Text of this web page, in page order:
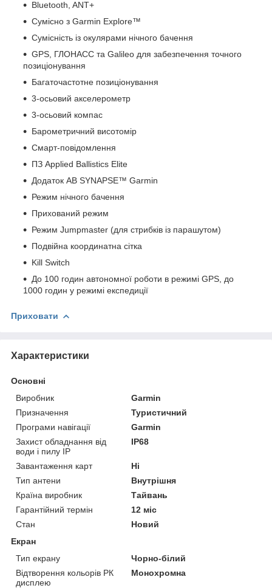
Bluetooth, ANT+
Сумісно з Garmin Explore™
Сумісність із окулярами нічного бачення
GPS, ГЛОНАСС та Galileo для забезпечення точного
позиціонування
Багаточастотне позиціонування
3-осьовий акселерометр
3-осьовий компас
Барометричний висотомір
Смарт-повідомлення
ПЗ Applied Ballistics Elite
Додаток AB SYNAPSE™ Garmin
Режим нічного бачення
Прихований режим
Режим Jumpmaster (для стрибків із парашутом)
Подвійна координатна сітка
Kill Switch
До 100 годин автономної роботи в режимі GPS, до
1000 годин у режимі експедиції
Приховати
Характеристики
Основні
Виробник
Garmin
Призначення
Туристичний
Програми навігації
Garmin
Захист обладнання від
води і пилу IP
IP68
Завантаження карт
Ні
Тип антени
Внутрішня
Країна виробник
Тайвань
Гарантійний термін
12 міс
Стан
Новий
Екран
Тип екрану
Чорно-білий
Відтворення кольорів РК
дисплею
Монохромна